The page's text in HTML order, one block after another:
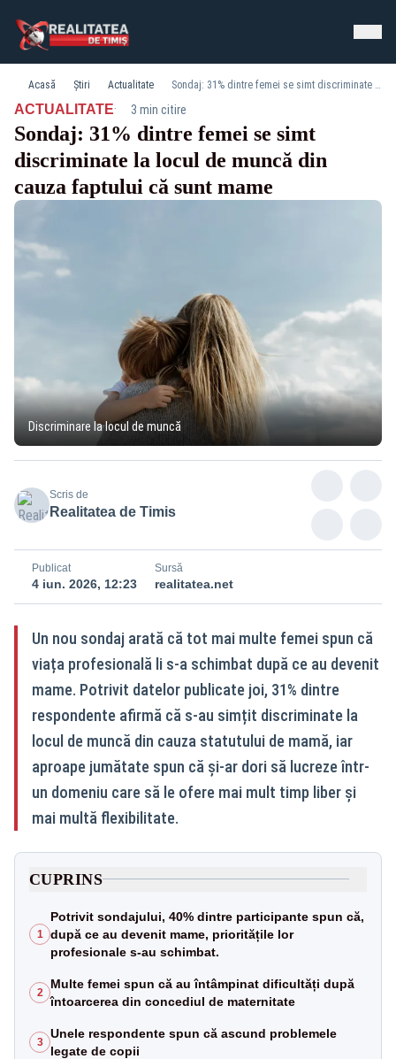
Acasă Știri Actualitate Sondaj: 31% dintre femei se simt discriminate la locul de muncă din cauza faptului că sunt mame
ACTUALITATE· 3 min citire
Sondaj: 31% dintre femei se simt
discriminate la locul de muncă din
cauza faptului că sunt mame
Discriminare la locul de muncă
Scris de
Realitatea de Timis
Publicat
4 iun. 2026, 12:23
Sursă
realitatea.net
Un nou sondaj arată că tot mai multe femei spun că
viața profesională li s-a schimbat după ce au devenit
mame. Potrivit datelor publicate joi, 31% dintre
respondente afirmă că s-au simțit discriminate la
locul de muncă din cauza statutului de mamă, iar
aproape jumătate spun că și-ar dori să lucreze într-
un domeniu care să le ofere mai mult timp liber și
mai multă flexibilitate.
CUPRINS
1
Potrivit sondajului, 40% dintre participante spun că,
după ce au devenit mame, prioritățile lor
profesionale s-au schimbat.
2
Multe femei spun că au întâmpinat dificultăți după
întoarcerea din concediul de maternitate
3
Unele respondente spun că ascund problemele
legate de copii